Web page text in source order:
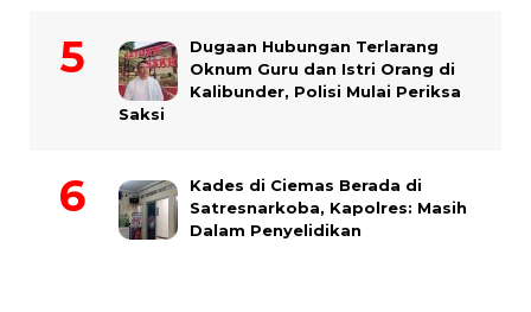
Dugaan Hubungan Terlarang
Oknum Guru dan Istri Orang di
Kalibunder, Polisi Mulai Periksa
Saksi
Kades di Ciemas Berada di
Satresnarkoba, Kapolres: Masih
Dalam Penyelidikan